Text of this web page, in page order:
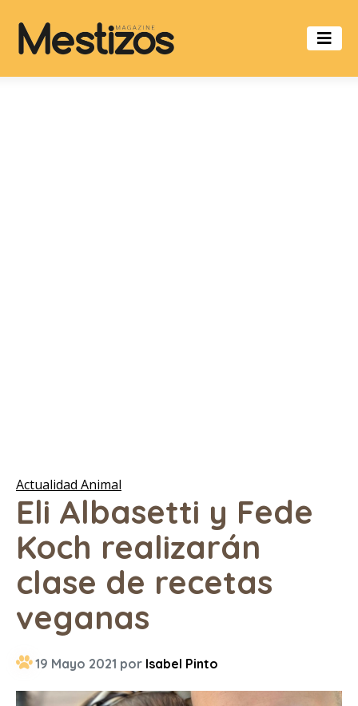
Actualidad Animal
Eli Albasetti y Fede
Koch realizarán
clase de recetas
veganas
19 Mayo 2021 por Isabel Pinto